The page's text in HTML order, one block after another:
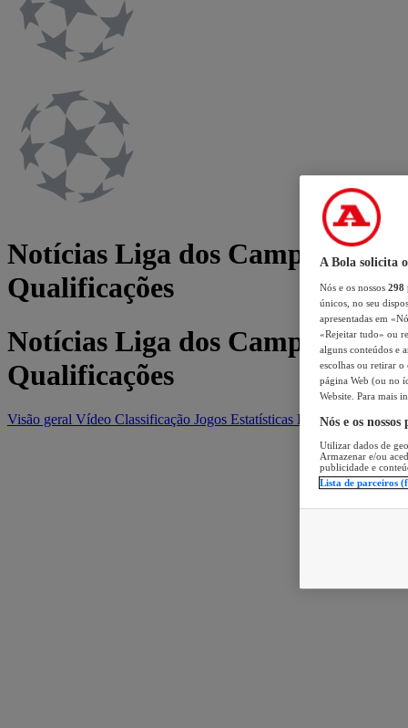
Notícias Liga dos Campeões
Qualificações
Notícias Liga dos Campeões
Qualificações
Visão geral Vídeo Classificação Jogos Estatísticas Equipas
A Bola solicita
Nós e os nossos 298
únicos, no seu
apresentadas em
«Rejeitar tudo» ou
alguns conteúdos e
escolhas ou retirar
página Web (ou no
Website. Para mais
Nós e os
Utilizar dados de
Armazenar e/ou
publicidade e
Lista de parceiros